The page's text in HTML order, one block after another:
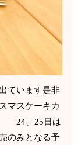
ています是非
スケーキカ
24、25日は
のみとなる予